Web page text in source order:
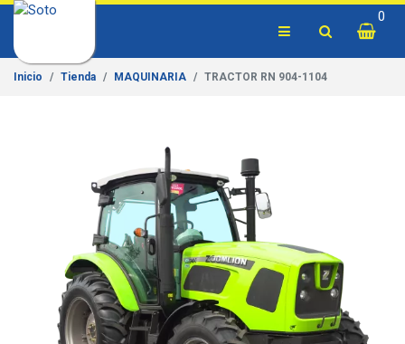
0
Inicio Tienda MAQUINARIA TRACTOR RN 904-1104
Previous